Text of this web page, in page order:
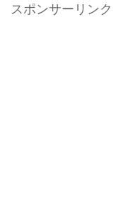
スポンサーリンク